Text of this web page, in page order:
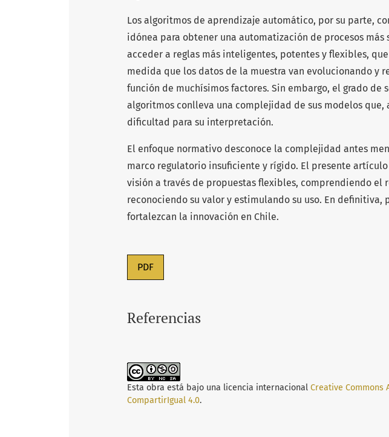
Los algoritmos de aprendizaje automático, por su parte,
idónea para obtener una automatización de procesos más
acceder a reglas más inteligentes, potentes y flexibles,
medida que los datos de la muestra van evolucionando y
función de muchísimos factores. Sin embargo, el grado de
algoritmos conlleva una complejidad de sus modelos que,
dificultad para su interpretación.
El enfoque normativo desconoce la complejidad antes
marco regulatorio insuficiente y rígido. El presente
visión a través de propuestas flexibles, comprendiendo el
reconociendo su valor y estimulando su uso. En definitiva,
fortalezcan la innovación en Chile.
PDF
Referencias
Esta obra está bajo una licencia internacional Creative Commons
CompartirIgual 4.0.